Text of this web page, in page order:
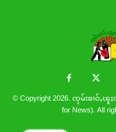
© Copyright 2026. ၸုမ်းၶၢဝ်ႇၽူႈ
for News). All